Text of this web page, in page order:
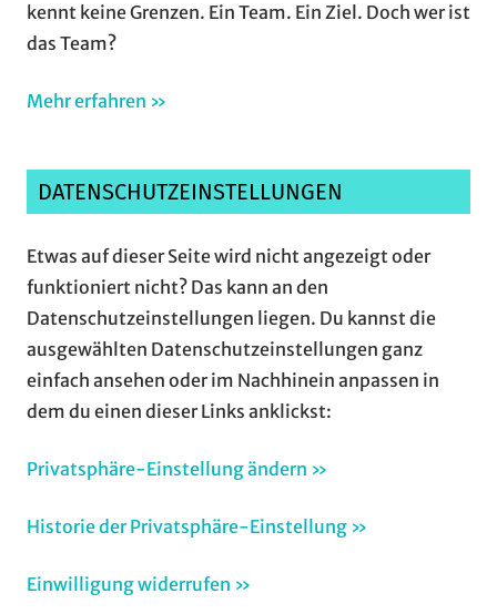
kennt keine Grenzen. Ein Team. Ein Ziel. Doch wer ist
das Team?
Mehr erfahren »
DATENSCHUTZEINSTELLUNGEN
Etwas auf dieser Seite wird nicht angezeigt oder
funktioniert nicht? Das kann an den
Datenschutzeinstellungen liegen. Du kannst die
ausgewählten Datenschutzeinstellungen ganz
einfach ansehen oder im Nachhinein anpassen in
dem du einen dieser Links anklickst:
Privatsphäre-Einstellung ändern »
Historie der Privatsphäre-Einstellung »
Einwilligung widerrufen »